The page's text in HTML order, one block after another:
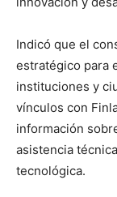
Indicó que el
estratégico para
instituciones y
vínculos con
información
asistencia
tecnológica.